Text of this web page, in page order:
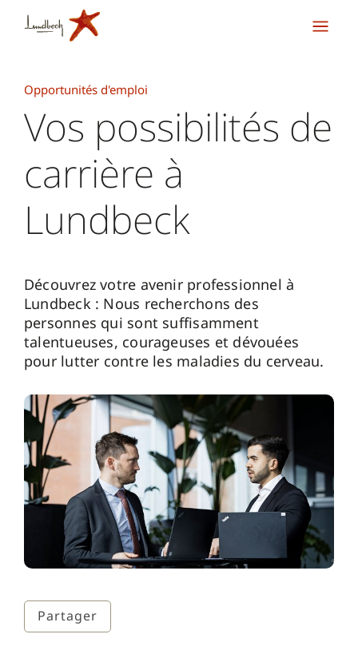
Partager
Opportunités d'emploi
Vos possibilités de
carrière à
Lundbeck
Découvrez votre avenir professionnel à
Lundbeck : Nous recherchons des
personnes qui sont suffisamment
talentueuses, courageuses et dévouées
pour lutter contre les maladies du cerveau.